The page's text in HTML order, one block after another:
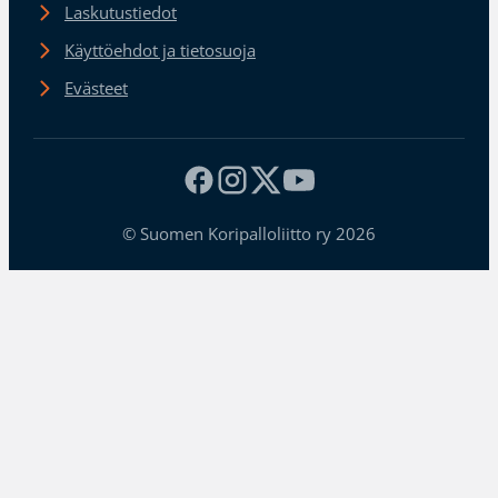
Laskutustiedot
Käyttöehdot ja tietosuoja
Evästeet
© Suomen Koripalloliitto ry 2026